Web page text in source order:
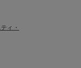
ィ・